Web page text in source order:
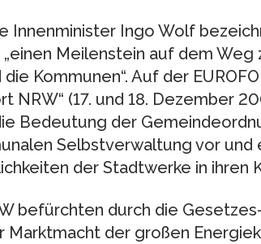
Innenminister Ingo Wolf
Meilenstein auf dem Weg
Kommunen“. Auf der
NRW“ (17. und 18. Dezember
Bedeutung der
Selbstverwaltung vor und
der Stadtwerke in ihren
befürchten durch die
der großen